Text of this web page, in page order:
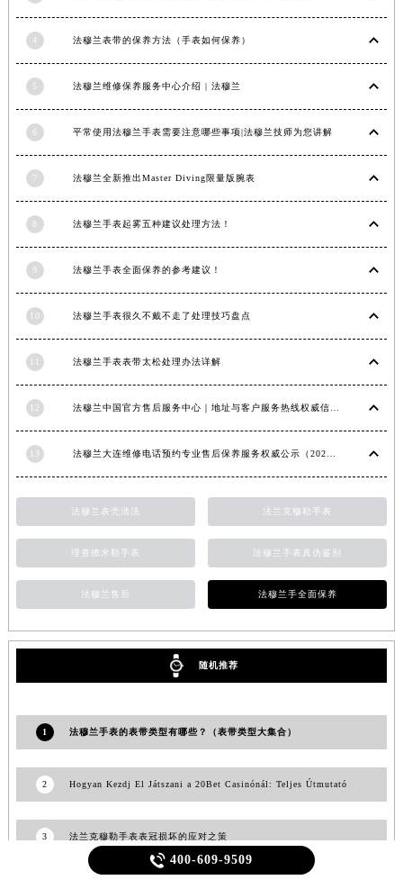
4 法穆兰表带的保养方法（手表如何保养）
5 法穆兰维修保养服务中心介绍 | 法穆兰
6 平常使用法穆兰手表需要注意哪些事项|法穆兰技师为您讲解
7 法穆兰全新推出Master Diving限量版腕表
8 法穆兰手表起雾五种建议处理方法！
9 法穆兰手表全面保养的参考建议！
10 法穆兰手表很久不戴不走了处理技巧盘点
11 法穆兰手表表带太松处理办法详解
12
13
法穆兰表壳清洗 法兰克穆勒手表
理查德米勒手表 法穆兰手表真伪鉴别
法穆兰售后 法穆兰手全面保养
随机推荐
1 法穆兰手表的表带类型有哪些？（表带类型大集合）
2 Hogyan Kezdj El Játszani a 20Bet Casinónál: Teljes Útmutató
3 法兰克穆勒手表表冠损坏的应对之策
 400-609-9509